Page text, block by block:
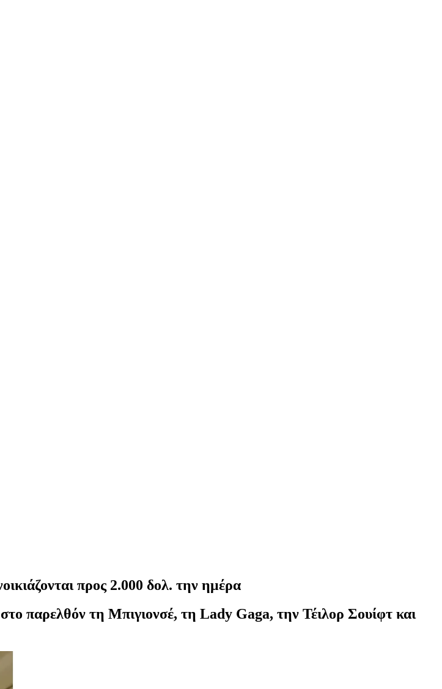
προς 2.000 δολ. την ημέρα
παρελθόν τη Μπιγιονσέ, τη Lady Gaga, την Τέιλορ Σουίφτ και